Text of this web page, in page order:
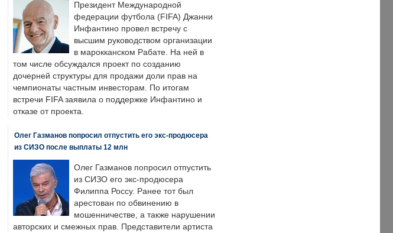
Президент Международной
федерации футбола (FIFA) Джанни
Инфантино провел встречу с
высшим руководством организации
в марокканском Рабате. На ней в
том числе обсуждался проект по созданию
дочерней структуры для продажи доли прав на
чемпионаты частным инвесторам. По итогам
встречи FIFA заявила о поддержке Инфантино и
отказе от проекта.
Олег Газманов попросил отпустить его экс-продюсера
из СИЗО после выплаты 12 млн
Олег Газманов попросил отпустить
из СИЗО его экс-продюсера
Филиппа Россу. Ранее тот был
арестован по обвинению в
мошенничестве, а также нарушении
авторских и смежных прав. Представители артиста